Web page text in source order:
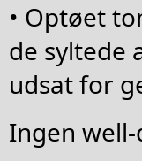
• Optøet
de syltede
udsat for
Ingen